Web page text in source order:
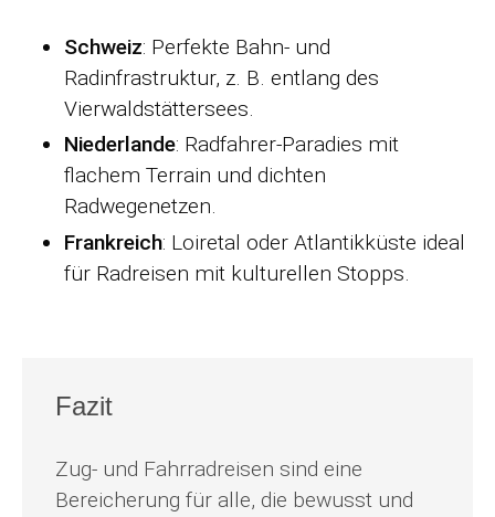
Schweiz: Perfekte Bahn- und
Radinfrastruktur, z. B. entlang des
Vierwaldstättersees.
Niederlande: Radfahrer-Paradies mit
flachem Terrain und dichten
Radwegenetzen.
Frankreich: Loiretal oder Atlantikküste ideal
für Radreisen mit kulturellen Stopps.
Fazit
Zug- und Fahrradreisen sind eine
Bereicherung für alle, die bewusst und